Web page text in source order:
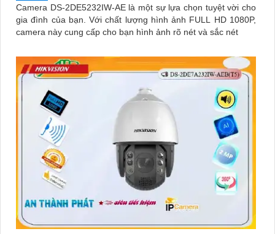
Camera DS-2DE5232IW-AE là một sự lựa chọn tuyệt vời cho
gia đình của bạn. Với chất lượng hình ảnh FULL HD 1080P,
camera này cung cấp cho bạn hình ảnh rõ nét và sắc nét